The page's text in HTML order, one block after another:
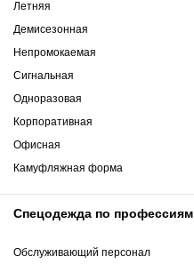
Летняя
Демисезонная
Непромокаемая
Сигнальная
Одноразовая
Корпоративная
Офисная
Камуфляжная форма
Спецодежда по профессиям
Обслуживающий персонал